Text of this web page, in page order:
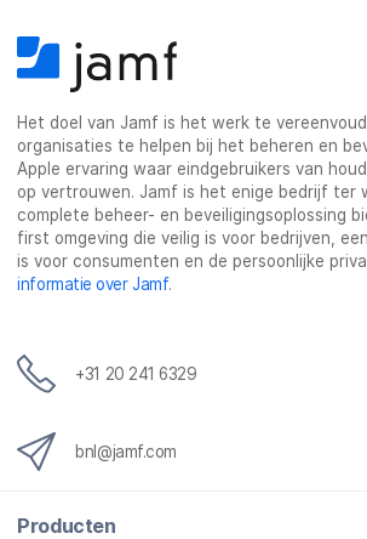
Het doel van Jamf is het werk te
organisaties te helpen bij het beheren en
Apple ervaring waar eindgebruikers van
op vertrouwen. Jamf is het enige bedrijf ter
complete beheer- en beveiligingsoplossing
first omgeving die veilig is voor bedrijven,
is voor consumenten en de persoonlijke
informatie over Jamf.
+31 20 241 6329
bnl@jamf.com
Producten